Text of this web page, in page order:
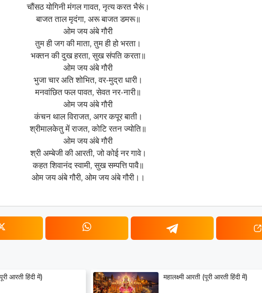
चौंसठ योगिनी मंगल गावत, नृत्य करत भैरूं।
बाजत ताल मृदंगा, अरू बाजत डमरू॥
ओम जय अंबे गौरी
तुम ही जग की माता, तुम ही हो भरता।
भक्तन की दुख हरता, सुख संपति करता॥
ओम जय अंबे गौरी
भुजा चार अति शोभित, वर-मुद्रा धारी।
मनवांछित फल पावत, सेवत नर-नारी॥
ओम जय अंबे गौरी
कंचन थाल विराजत, अगर कपूर बाती।
श्रीमालकेतु में राजत, कोटि रतन ज्योति॥
ओम जय अंबे गौरी
श्री अम्बेजी की आरती, जो कोई नर गावे।
कहत शिवानंद स्वामी, सुख सम्पत्ति पावै॥
ओम जय अंबे गौरी, ओम जय अंबे गौरी।।
आरती हिंदी में) महालक्ष्मी आरती (पूरी आरती हिंदी में)